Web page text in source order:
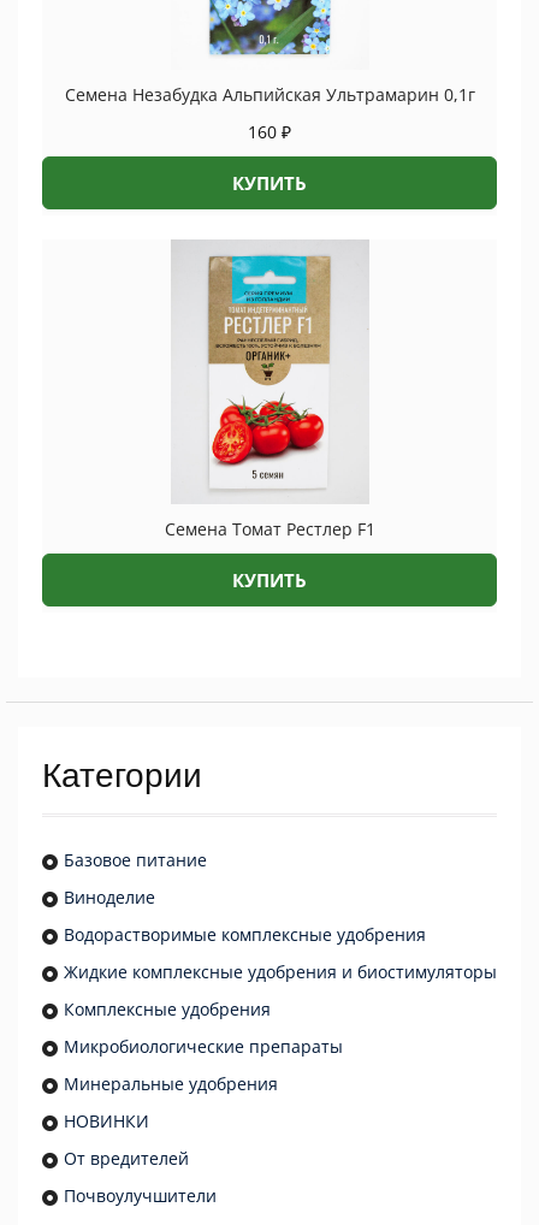
Семена Незабудка Альпийская Ультрамарин 0,1г
160 ₽
КУПИТЬ
Семена Томат Рестлер F1
КУПИТЬ
Категории
Базовое питание
Виноделие
Водорастворимые комплексные удобрения
Жидкие комплексные удобрения и биостимуляторы
Комплексные удобрения
Микробиологические препараты
Минеральные удобрения
НОВИНКИ
От вредителей
Почвоулучшители